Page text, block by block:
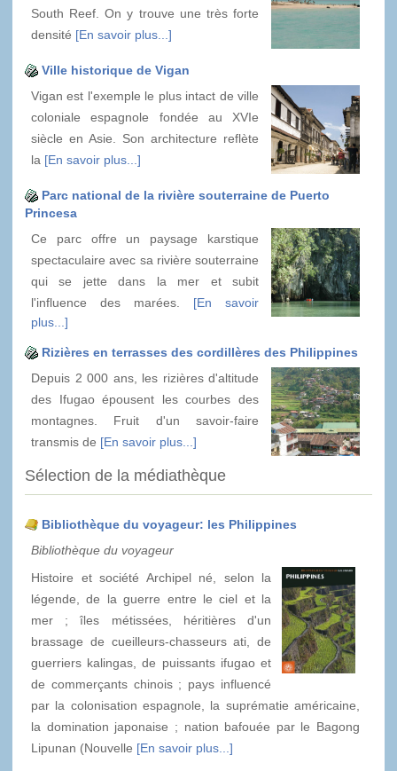
South Reef. On y trouve une très forte
densité [En savoir plus...]
Ville historique de Vigan
Vigan est l'exemple le plus intact de ville
coloniale espagnole fondée au XVIe
siècle en Asie. Son architecture reflète
la [En savoir plus...]
Parc national de la rivière souterraine de Puerto
Princesa
Ce parc offre un paysage karstique
spectaculaire avec sa rivière souterraine
qui se jette dans la mer et subit
l'influence des marées. [En savoir
plus...]
Rizières en terrasses des cordillères des Philippines
Depuis 2 000 ans, les rizières d'altitude
des Ifugao épousent les courbes des
montagnes. Fruit d'un savoir-faire
transmis de [En savoir plus...]
Sélection de la médiathèque
Bibliothèque du voyageur: les Philippines
Bibliothèque du voyageur
Histoire et société Archipel né, selon la
légende, de la guerre entre le ciel et la
mer ; îles métissées, héritières d'un
brassage de cueilleurs-chasseurs ati, de
guerriers kalingas, de puissants ifugao et
de commerçants chinois ; pays influencé
par la colonisation espagnole, la suprématie américaine,
la domination japonaise ; nation bafouée par le Bagong
Lipunan (Nouvelle [En savoir plus...]